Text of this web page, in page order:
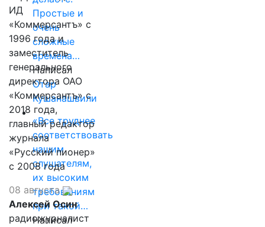
Простые и
очень
сложные
времена…
Написал
Отар
Кушанашвили
«Все труднее
соответствовать
нашим
слушателям,
их высоким
требованиям
при такой…
Написал
ИД
«Коммерсантъ» с
1996 года и
заместитель
генерального
директора ОАО
«Коммерсантъ» с
2018 года,
главный редактор
журнала
«Русский пионер»
с 2008 года
08 августа
Алексей Осин
радиожурналист